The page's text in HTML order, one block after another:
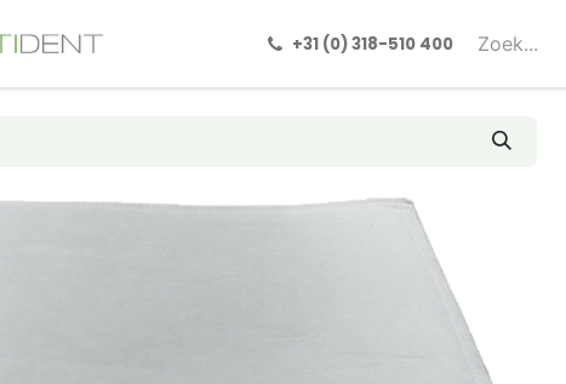
Formulieren
+31 (0) 318-510 400​​